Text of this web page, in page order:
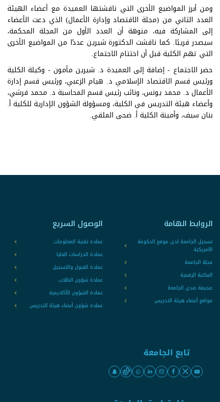
ومن أبرز المواضيع الأخرى التي ناقشتها العميدة مع أعضاء الهيئة
العدد الثاني من (مجلة الاقتصاد وإدارة الأعمال) الذي دعت الأعضاء
إلى المشاركة فيه، منوهة أن العدد الأول من المجلة المحكمة،
سيصدر قريبًا. كما ناقشت الدكتورة شيرين عددًا من المواضيع الأخرى
التي تهم الكلية قبل أن اختتام الاجتماع.
حضر الاجتماع - إضافة إلى العميدة د. شيرين مأمون - وكيلة الكلية
ورئيس قسم الاقتصاد الإسلامي د. هيام الزعبي، ورئيس قسم إدارة
الأعمال د. محمد يونس، ونائب رئيس قسم المحاسبة د. محمد قرشي،
وأعضاء هيئة التدريس في الكلية، ومسؤولة الشؤون الإدارية للكلية أ.
بنان سيف، وأمينة الكلية أ. ضحى الملقي.
الروابط الهامة
تسجيل الجامعة لدى موقع الحكومة
الامريكية
مجلة الجامعة
المكتبة الرقمية
صحيفة صدى الجامعة
مواقع أعضاء هيئة التدريس
الوصول السريع
عمادة تقنية المعلومات
عمادة الدراسات العليا
عمادة القبول والتسجيل
عمادة شؤون الطلاب
عمادة الشؤون الأكاديمية
عمادة شؤون أعضاء هيئة التدريس
تابع الجامعة